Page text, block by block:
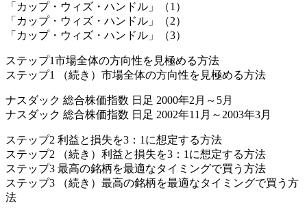
「カップ・ウィズ・ハンドル」（1）
「カップ・ウィズ・ハンドル」（2）
「カップ・ウィズ・ハンドル」（3）
ステップ1市場全体の方向性を見極める方法
ステップ1 （続き）市場全体の方向性を見極める方法
ナスダック 総合株価指数 日足 2000年2月～5月
ナスダック 総合株価指数 日足 2002年11月～2003年3月
ステップ2 利益と損失を3：1に想定する方法
ステップ2 （続き）利益と損失を3：1に想定する方法
ステップ3 最高の銘柄を最適なタイミングで買う方法
ステップ3 （続き）最高の銘柄を最適なタイミングで買う方
法